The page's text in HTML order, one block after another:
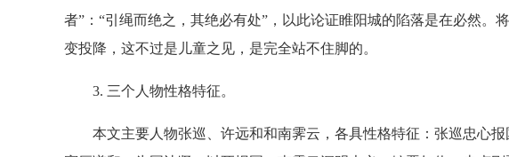
者”：“引绳而绝之，其绝必有处”，以此论证睢阳城的陷落是在必然。
变投降，这不过是儿童之见，是完全站不住脚的。
3. 三个人物性格特征。
本文主要人物张巡、许远和和南霁云，各具性格特征：张巡忠心报